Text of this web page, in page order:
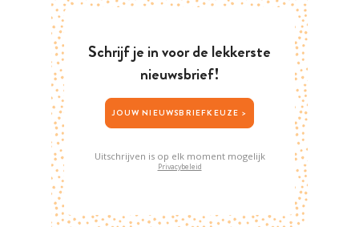
Schrijf je in voor de lekkerste
nieuwsbrief!
JOUW NIEUWSBRIEFKEUZE >
Uitschrijven is op elk moment mogelijk
Privacybeleid